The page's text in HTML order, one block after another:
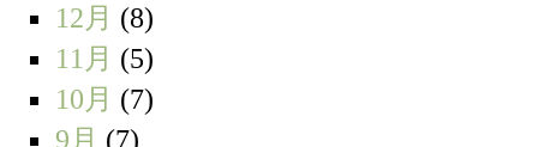
12月 (8)
11月 (5)
10月 (7)
9月 (7)